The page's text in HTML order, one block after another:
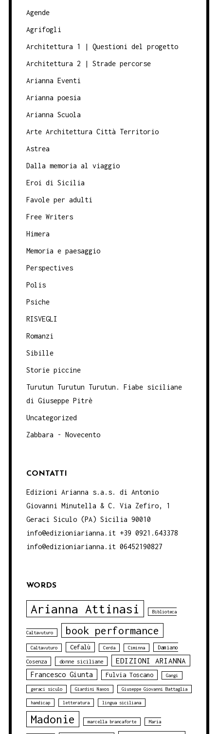
Agende
Agrifogli
Architettura 1 | Questioni del progetto
Architettura 2 | Strade percorse
Arianna Eventi
Arianna poesia
Arianna Scuola
Arte Architettura Città Territorio
Astrea
Dalla memoria al viaggio
Eroi di Sicilia
Favole per adulti
Free Writers
Himera
Memoria e paesaggio
Perspectives
Polis
Psiche
RISVEGLI
Romanzi
Sibille
Storie piccine
Turutun Turutun Turutun. Fiabe siciliane
di Giuseppe Pitrè
Uncategorized
Zabbara - Novecento
CONTATTI
Edizioni Arianna s.a.s. di Antonio
Giovanni Minutella & C. Via Zefiro, 1
Geraci Siculo (PA) Sicilia 90010
info@edizioniarianna.it +39 0921.643378
info@edizioniarianna.it 06452190827
WORDS
Arianna Attinasi Biblioteca
Caltavuturo book performance
Caltavuturo Cefalù Cerda Ciminna Damiano
Cosenza donne siciliane EDIZIONI ARIANNA
Francesco Giunta Fulvia Toscano Gangi
geraci siculo Giardini Naxos Giuseppe Giovanni Battaglia
handicap letteratura lingua siciliana
Madonie marcella brancaforte Maria